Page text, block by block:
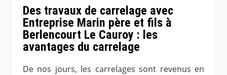
Des travaux de carrelage avec
Entreprise Marin père et fils à
Berlencourt Le Cauroy : les
avantages du carrelage
De nos jours, les carrelages sont revenus en